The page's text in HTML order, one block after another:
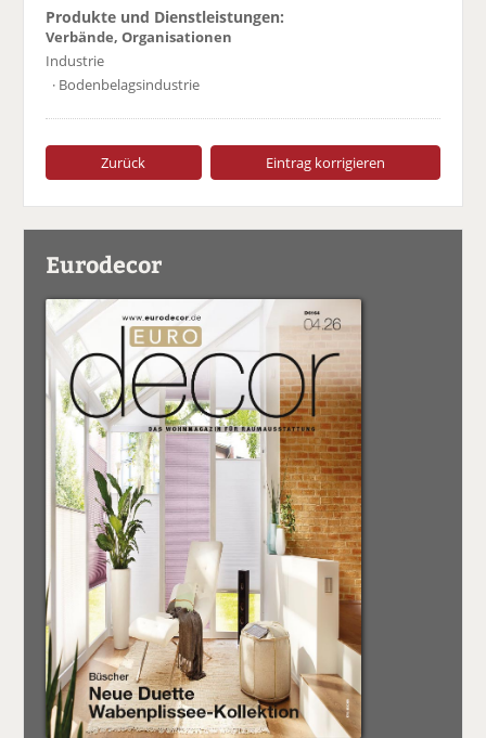
Produkte und Dienstleistungen:
Verbände, Organisationen
Industrie
· Bodenbelagsindustrie
Zurück Eintrag korrigieren
Eurodecor